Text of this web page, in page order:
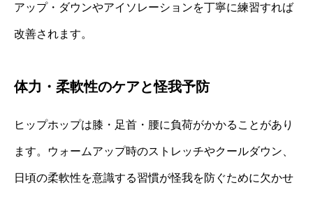
アップ・ダウンやアイソレーションを丁寧に練習すれば
改善されます。
体力・柔軟性のケアと怪我予防
ヒップホップは膝・足首・腰に負荷がかかることがあり
ます。ウォームアップ時のストレッチやクールダウン、
日頃の柔軟性を意識する習慣が怪我を防ぐために欠かせ